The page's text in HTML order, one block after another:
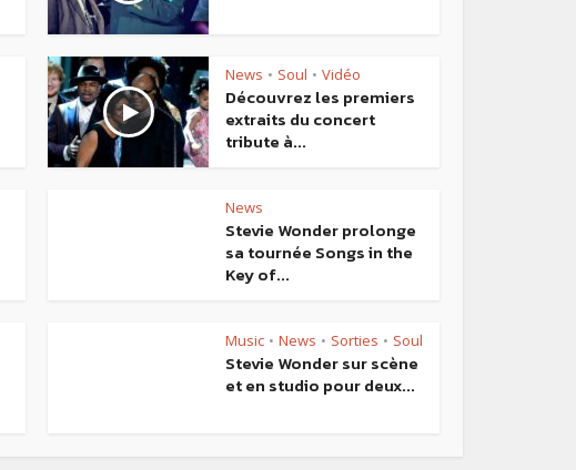
News • Soul • Vidéo
Découvrez les premiers
extraits du concert
tribute à...
News
Stevie Wonder prolonge
sa tournée Songs in the
Key of...
Music • News • Sorties • Soul
Stevie Wonder sur scène
et en studio pour deux...